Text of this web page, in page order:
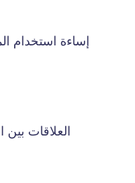
إساءة استخدام
العلاقات بين